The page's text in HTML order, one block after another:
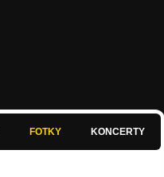
FOTKY KONCERTY